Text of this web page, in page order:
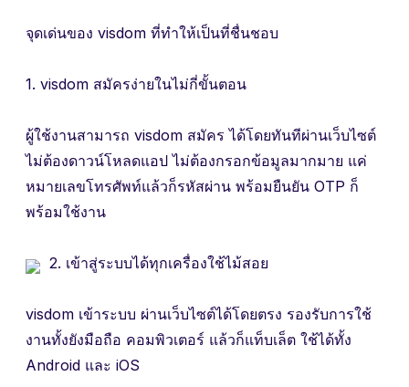
จุดเด่นของ visdom ที่ทำให้เป็นที่ชื่นชอบ
1. visdom สมัครง่ายในไม่กี่ขั้นตอน
ผู้ใช้งานสามารถ visdom สมัคร ได้โดยทันทีผ่านเว็บไซต์
ไม่ต้องดาวน์โหลดแอป ไม่ต้องกรอกข้อมูลมากมาย แค่
หมายเลขโทรศัพท์แล้วก็รหัสผ่าน พร้อมยืนยัน OTP ก็
พร้อมใช้งาน
2. เข้าสู่ระบบได้ทุกเครื่องใช้ไม้สอย
visdom เข้าระบบ ผ่านเว็บไซต์ได้โดยตรง รองรับการใช้
งานทั้งยังมือถือ คอมพิวเตอร์ แล้วก็แท็บเล็ต ใช้ได้ทั้ง
Android และ iOS